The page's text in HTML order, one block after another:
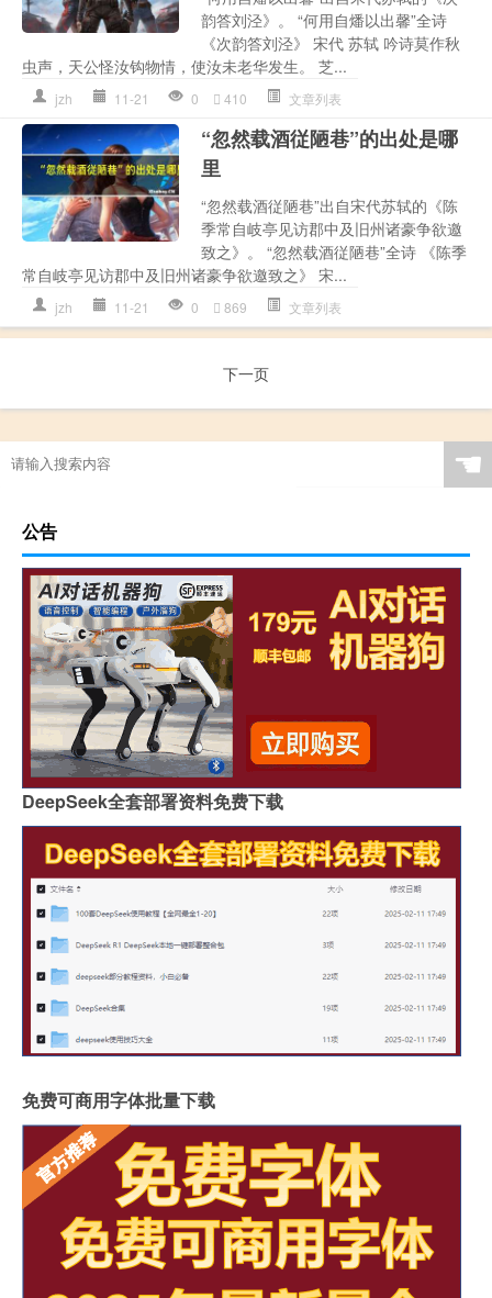
韵答刘泾》。 “何用自燔以出馨”全诗
《次韵答刘泾》 宋代 苏轼 吟诗莫作秋
虫声，天公怪汝钩物情，使汝未老华发生。 芝...
jzh 11-21 0 410 文章列表
“忽然载酒従陋巷”的出处是哪
里
“忽然载酒従陋巷”出自宋代苏轼的《陈
季常自岐亭见访郡中及旧州诸豪争欲邀
致之》。 “忽然载酒従陋巷”全诗 《陈季
常自岐亭见访郡中及旧州诸豪争欲邀致之》 宋...
jzh 11-21 0 869 文章列表
下一页
☚
公告
DeepSeek全套部署资料免费下载
免费可商用字体批量下载